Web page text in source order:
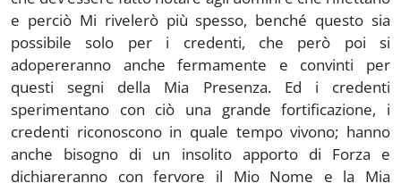
e perciò Mi rivelerò più spesso, benché questo sia
possibile solo per i credenti, che però poi si
adopereranno anche fermamente e convinti per
questi segni della Mia Presenza. Ed i credenti
sperimentano con ciò una grande fortificazione, i
credenti riconoscono in quale tempo vivono; hanno
anche bisogno di un insolito apporto di Forza e
dichiareranno con fervore il Mio Nome e la Mia